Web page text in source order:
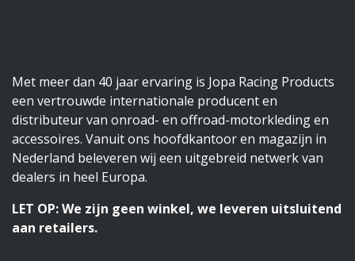
Met meer dan 40 jaar ervaring is Jopa Racing Products
een vertrouwde internationale producent en
distributeur van onroad- en offroad-motorkleding en
accessoires. Vanuit ons hoofdkantoor en magazijn in
Nederland beleveren wij een uitgebreid netwerk van
dealers in heel Europa.
LET OP: We zijn geen winkel, we leveren uitsluitend
aan retailers.